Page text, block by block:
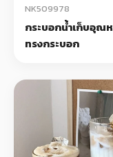
NK509978
กระบอกน้ำเก็บอุณ
ทรงกระบอก